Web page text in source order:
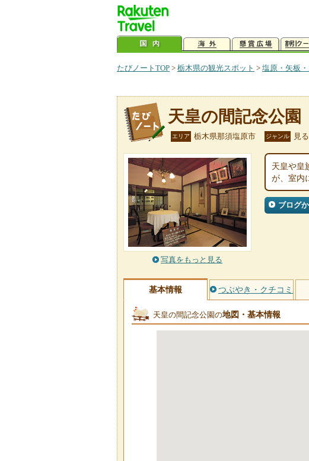
たびノートTOP > 栃木県の観光スポット > 塩原・矢板
天皇の間記念公園
エリア 栃木県那須塩原市 ジャンル 見
写真をもっと見る
天皇や皇
が、室内
ブログ
基本情報 つぶやき・クチコミ
天皇の間記念公園の地図・基本情報